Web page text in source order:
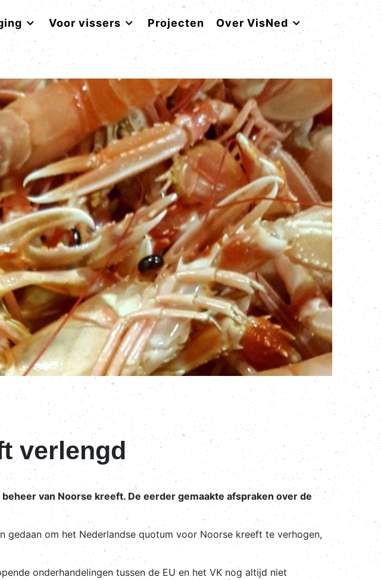
Voor vissers Projecten Over VisNed
verlengd
van Noorse kreeft. De eerder gemaakte afspraken over de
gedaan om het Nederlandse quotum voor Noorse kreeft te verhogen,
onderhandelingen tussen de EU en het VK nog altijd niet